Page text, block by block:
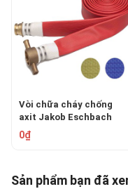
Vòi chữa cháy chống
axit Jakob Eschbach​​​​​​​
POLYDUR RHINO
0₫
Sản phẩm bạn đã